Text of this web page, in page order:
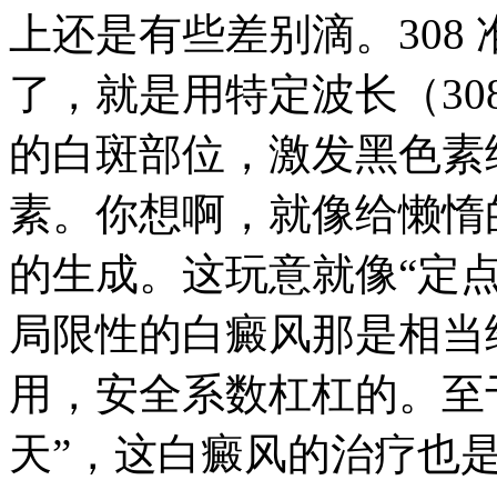
上还是有些差别滴。
了，就是用特定波长（
的白斑部位，激发黑色
素。你想啊，就像给懒
的生成。这玩意就像“定
局限性的白癜风那是相
用，安全系数杠杠的。
天”，这白癜风的治疗也